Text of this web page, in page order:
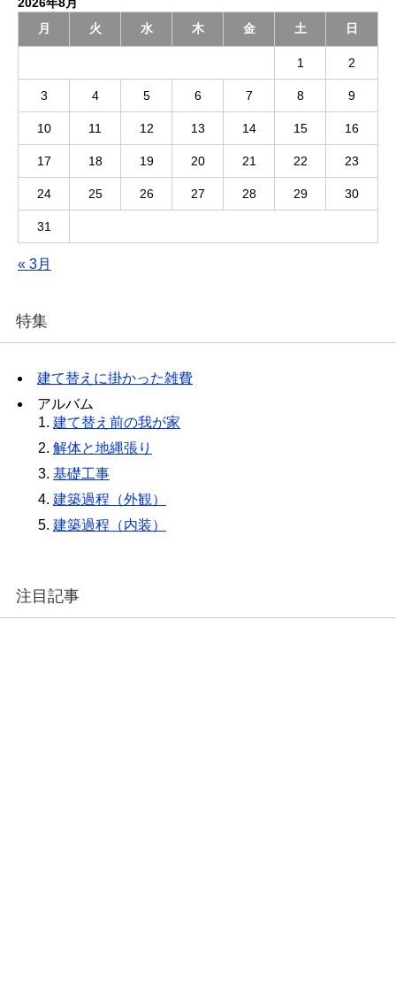
2026年8月
月
火 水 木 金 土 日
1 2
3 4 5 6 7 8 9
10 11 12 13 14 15 16
17 18 19 20 21 22 23
24 25 26 27 28 29 30
31
« 3月
特集
建て替えに掛かった雑費
アルバム
建て替え前の我が家
解体と地縄張り
基礎工事
建築過程（外観）
建築過程（内装）
注目記事